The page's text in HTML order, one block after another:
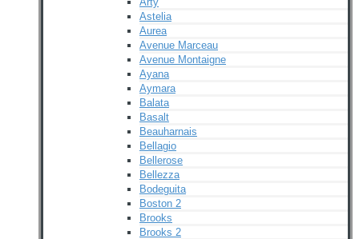
Astelia
Aurea
Avenue Marceau
Avenue Montaigne
Ayana
Aymara
Balata
Basalt
Beauharnais
Bellagio
Bellerose
Bellezza
Bodeguita
Boston 2
Brooks
Brooks 2